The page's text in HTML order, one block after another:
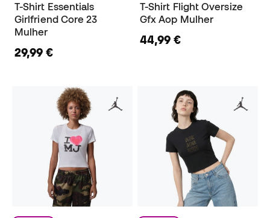
T-Shirt Essentials
Girlfriend Core 23
Mulher
29,99 €
T-Shirt Flight Oversize
Gfx Aop Mulher
44,99 €